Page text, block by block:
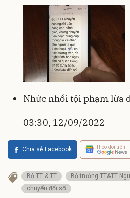
Nhức nhối tội phạm lừa
03:30, 12/09/2022
Chia sẻ Facebook Theo dõi trên
Bộ TT & TT
Bộ trưởng TT&TT
chuyển đổi số